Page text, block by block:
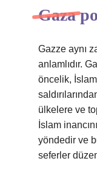
Gaza
Gazze aynı
anlamlıdır.
öncelik,
ülkelere ve
İslam
yöndedir ve
seferler